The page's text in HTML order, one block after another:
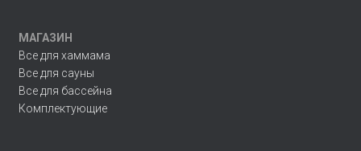
МАГАЗИН
Все для хаммама
Все для сауны
Все для бассейна
Комплектующие